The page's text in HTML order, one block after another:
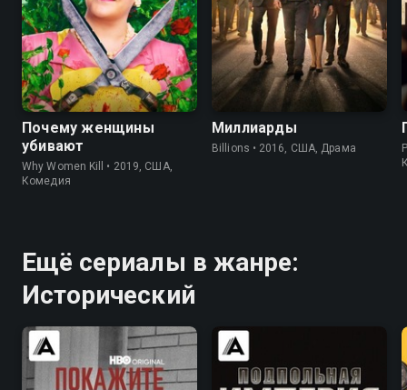
8.3 8.3
Почему женщины
убивают
Why Women Kill • 2019, США,
Комедия
8.4 8.3
Миллиарды
Billions • 2016, США, Драма
Ещё сериалы в жанре:
Исторический